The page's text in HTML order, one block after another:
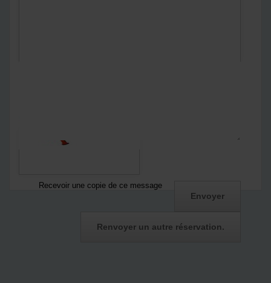
Recevoir une copie de ce message